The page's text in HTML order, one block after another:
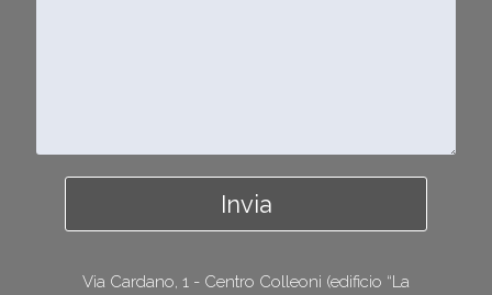
Via Cardano, 1 - Centro Colleoni (edificio “La